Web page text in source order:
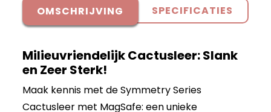
OMSCHRIJVING SPECIFICATIES
Milieuvriendelijk Cactusleer: Slank
en Zeer Sterk!
Maak kennis met de Symmetry Series
Cactusleer met MagSafe: een unieke